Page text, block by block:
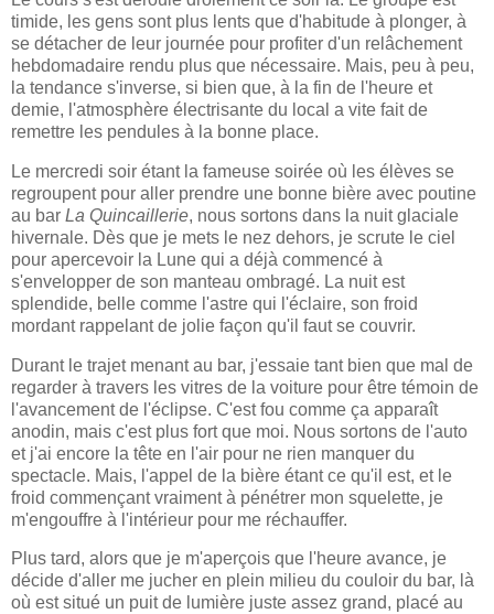
timide, les gens sont plus lents que d'habitude à plonger, à
se détacher de leur journée pour profiter d'un relâchement
hebdomadaire rendu plus que nécessaire. Mais, peu à peu,
la tendance s'inverse, si bien que, à la fin de l'heure et
demie, l'atmosphère électrisante du local a vite fait de
remettre les pendules à la bonne place.
Le mercredi soir étant la fameuse soirée où les élèves se
regroupent pour aller prendre une bonne bière avec poutine
au bar La Quincaillerie, nous sortons dans la nuit glaciale
hivernale. Dès que je mets le nez dehors, je scrute le ciel
pour apercevoir la Lune qui a déjà commencé à
s'envelopper de son manteau ombragé. La nuit est
splendide, belle comme l'astre qui l'éclaire, son froid
mordant rappelant de jolie façon qu'il faut se couvrir.
Durant le trajet menant au bar, j'essaie tant bien que mal de
regarder à travers les vitres de la voiture pour être témoin de
l'avancement de l'éclipse. C'est fou comme ça apparaît
anodin, mais c'est plus fort que moi. Nous sortons de l'auto
et j'ai encore la tête en l'air pour ne rien manquer du
spectacle. Mais, l'appel de la bière étant ce qu'il est, et le
froid commençant vraiment à pénétrer mon squelette, je
m'engouffre à l'intérieur pour me réchauffer.
Plus tard, alors que je m'aperçois que l'heure avance, je
décide d'aller me jucher en plein milieu du couloir du bar, là
où est situé un puit de lumière juste assez grand, placé au